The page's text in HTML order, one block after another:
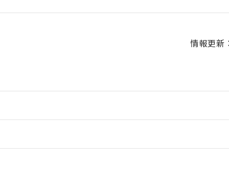
情報更新